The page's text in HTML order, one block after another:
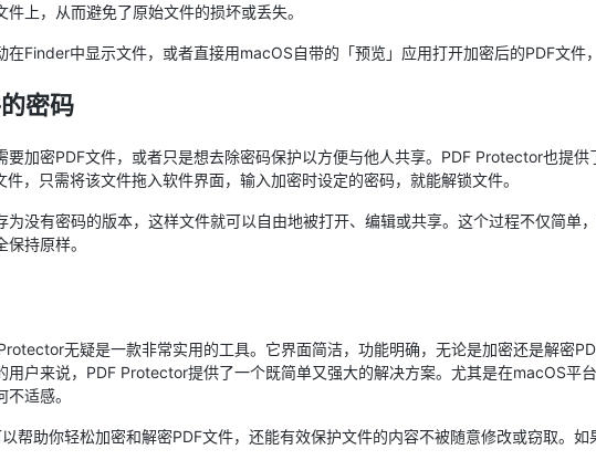
上，从而避免了原始文件的损坏或丢失。
Finder中显示文件，或者直接用macOS自带的「预览」应用打开加密后的PDF文件
密码
要加密PDF文件，或者只是想去除密码保护以方便与他人共享。PDF Protector也提供
，只需将该文件拖入软件界面，输入加密时设定的密码，就能解锁文件。
为没有密码的版本，这样文件就可以自由地被打开、编辑或共享。这个过程不仅简单
持原样。
无疑是一款非常实用的工具。它界面简洁，功能明确，无论是加密还是解密
用户来说，PDF Protector提供了一个既简单又强大的解决方案。尤其是在macOS平
适感。
帮助你轻松加密和解密PDF文件，还能有效保护文件的内容不被随意修改或窃取。